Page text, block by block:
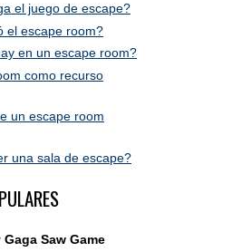
el juego de escape?
el escape room?
en un escape room?
como recurso
un escape room
una sala de escape?
Gaga Saw Game